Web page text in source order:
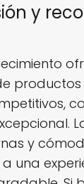
y
y
una